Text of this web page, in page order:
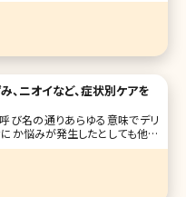
やダウンタイム おわりに 韓国
さんの
、ニオイなど、症状別ケアを
び名の通りあらゆる意味でデリ
か悩みが発生したとしても他人
ってしまいますよね。誰にも聞く
ーンの悩みと、そのケア・解決策
次 1.デリケートゾー